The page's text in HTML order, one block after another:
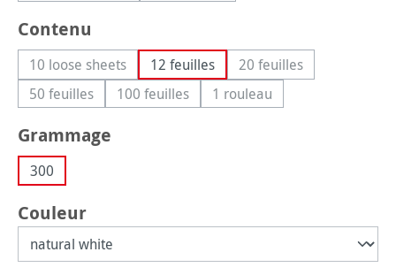
Sélectionnez
Contenu
10 loose sheets(Cette option n'est pas disponible pour le moment.)
12 feuilles 20 feuilles(Cette option n'est
50 feuilles(Cette option n'est pas disponible pour le moment.)
100 feuilles(Cette option n'est pas disponible pour le
1 rouleau(Cette option n'est pas
Sélectionnez
Grammage
300
Sélectionnez
Couleur